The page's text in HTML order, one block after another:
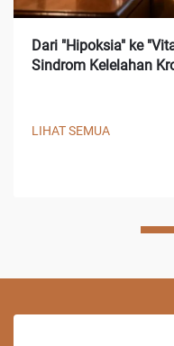
Dari "Hipoksia" ke
Sindrom Kelelahan
LIHAT SEMUA